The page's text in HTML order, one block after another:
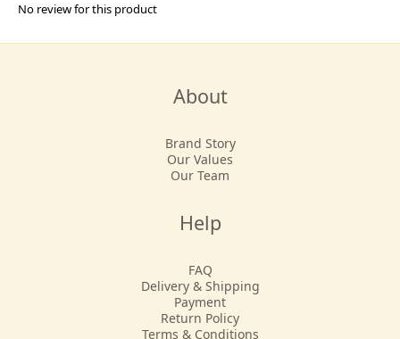
No review for this product
About
Brand Story
Our Values
Our Team
Help
FAQ
Delivery & Shipping
Payment
Return Policy
Terms & Conditions